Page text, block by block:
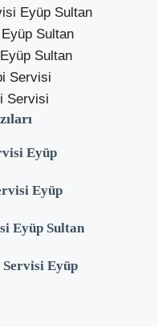
Eyüp Sultan
Sultan
Sultan
Servisi
Servisi
Eyüp
Eyüp
Eyüp Sultan
Eyüp